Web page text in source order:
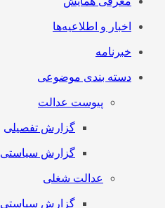
اخبار و اطلاعیه‌ها
خبرنامه
دسته بندی موضوعی
پیوست عدالت
گزارش تفصیلی
گزارش سیاستی
عدالت شغلی
گزارش سیاستی